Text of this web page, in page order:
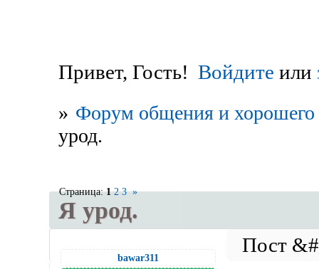
Привет, Гость! Войдите или
» Форум общения и хорошего
урод.
Я урод.
Страница:1 2 3 »
bawar311